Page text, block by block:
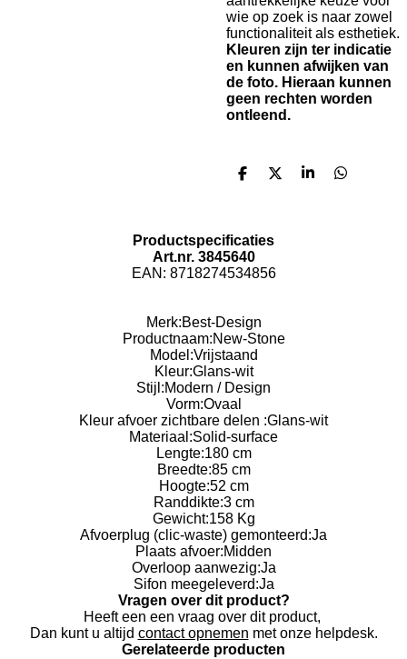
wie op zoek is naar zowel
functionaliteit als esthetiek.
Kleuren zijn ter indicatie
en kunnen afwijken van
de foto. Hieraan kunnen
geen rechten worden
ontleend.
D
n
D
S
D
Productspecificaties
Art.nr. 3845640
EAN: 8718274534856
Merk:Best-Design
Productnaam:New-Stone
Model:Vrijstaand
Kleur:Glans-wit
Stijl:Modern / Design
Vorm:Ovaal
Kleur afvoer zichtbare delen :Glans-wit
Materiaal:Solid-surface
Lengte:180 cm
Breedte:85 cm
Hoogte:52 cm
Randdikte:3 cm
Gewicht:158 Kg
Afvoerplug (clic-waste) gemonteerd:Ja
Plaats afvoer:Midden
Overloop aanwezig:Ja
Sifon meegeleverd:Ja
Vragen over dit product?
Heeft een een vraag over dit product,
Dan kunt u altijd contact opnemen met onze helpdesk.
Gerelateerde producten